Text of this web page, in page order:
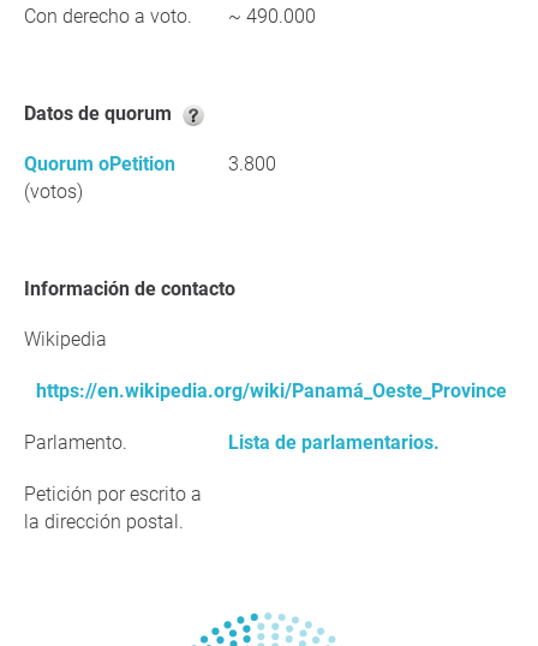
Con derecho a voto. ~ 490.000
Datos de quorum
Quorum oPetition
(votos)
3.800
Información de contacto
Wikipedia
https://en.wikipedia.org/wiki/Panamá_Oeste_Province
Parlamento. Lista de parlamentarios.
Petición por escrito a
la dirección postal.